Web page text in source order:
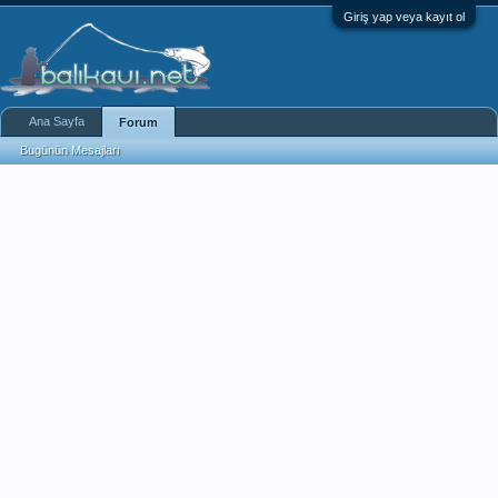
Giriş yap veya kayıt ol
Ana Sayfa Forum
Bugünün Mesajları